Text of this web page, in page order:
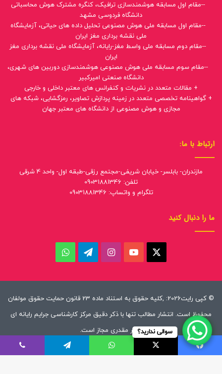
--مقام اول مسابقه هوشمندسازی ترافیک، کنگره مشترک هوش محاسباتی
دانشگاه فردوسی مشهد
--مقام اول مسابقه ملی هوش مصنوعی تحلیل داده های حیاتی، آزمایشگاه
ملی نقشه برداری مغز ایران
--مقام دوم مسابقه ملی واسط مغز-رایانه، آزمایشگاه ملی نقشه برداری مغز
ایران
--مقام سوم مسابقه ملی هوش مصنوعی هوشمندسازی دوربین های شهری،
دانشگاه صنعتی امیرکبیر
+ مقالات متعدد در نشریات و کنفرانس های معتبر داخلی و خارجی
+ گواهینامه تخصصی متعدد در زمینه پردازش تصاویر، رمزگشایی، شبکه های
مجازی و هوش مصنوعی از دانشگاه های معتبر جهان
ارتباط با ما:
مازندران- بابلسر- خیابان شریفی-مجتمع رزقی-طبقه اول- واحد 4 شرقی
تلفن: 09031881346
تلگرام و واتساپ: 09031881346
ما را دنبال کنید
ایکس یوتیوب اینستاگرام
تلگرام
© کپی رایت2026: ,کلیه حقوق به استناد ماده 23 قانون حمایت حقوق مولفان
محفوظ است. انتشار مطالب تنها با ذکر دقیق مرکز کارشناسی جرایم رایانه ای
دکتر مقدری مجاز است.
صفحه اصلی
نظریه ها ویدئوها مقالات
مشاوره
فیسبوک ایکس واتس آپ تلگرام وایبر
سوالی ندارید؟